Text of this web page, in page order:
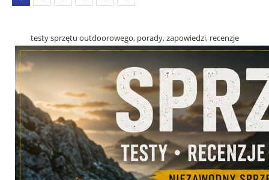
testy sprzętu outdoorowego, porady, zapowiedzi, recenzje